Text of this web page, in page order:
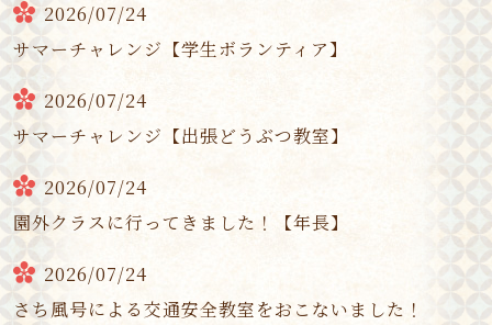
2026/07/24
サマーチャレンジ【学生ボランティア】
2026/07/24
サマーチャレンジ【出張どうぶつ教室】
2026/07/24
園外クラスに行ってきました！【年長】
2026/07/24
さち風号による交通安全教室をおこないました！